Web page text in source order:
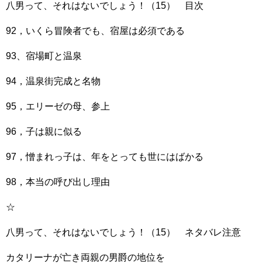
八男って、それはないでしょう！（15） 目次
92，いくら冒険者でも、宿屋は必須である
93、宿場町と温泉
94，温泉街完成と名物
95，エリーゼの母、参上
96，子は親に似る
97，憎まれっ子は、年をとっても世にはばかる
98，本当の呼び出し理由
☆
八男って、それはないでしょう！（15） ネタバレ注意
カタリーナが亡き両親の男爵の地位を